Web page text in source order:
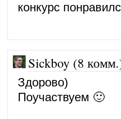
конкурс
Sickboy (8
Здорово)
Поучаствуем 🙂